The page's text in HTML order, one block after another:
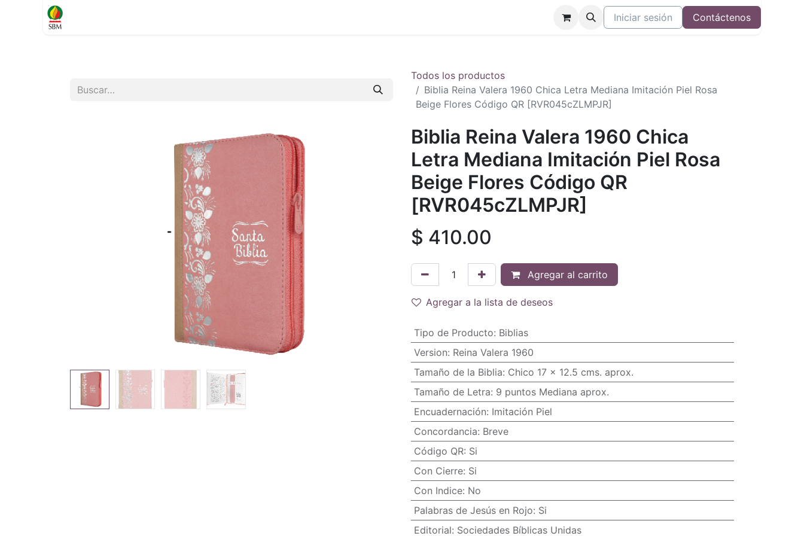
Iniciar sesión Contáctenos
Todos los productos
Biblia Reina Valera 1960 Chica Letra Mediana Imitación Piel Rosa
Beige Flores Código QR [RVR045cZLMPJR]
Biblia Reina Valera 1960 Chica
Letra Mediana Imitación Piel Rosa
Beige Flores Código QR
[RVR045cZLMPJR]
$ 410.00
Agregar al carrito
Agregar a la lista de deseos
Tipo de Producto: Biblias
Version: Reina Valera 1960
Tamaño de la Biblia: Chico 17 x 12.5 cms. aprox.
Tamaño de Letra: 9 puntos Mediana aprox.
Encuadernación: Imitación Piel
Concordancia: Breve
Código QR: Si
Con Cierre: Si
Con Indice: No
Palabras de Jesús en Rojo: Si
Editorial: Sociedades Bíblicas Unidas